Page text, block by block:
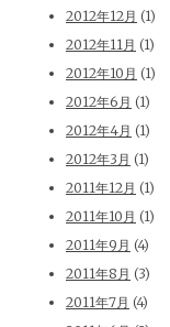
2012年12月 (1)
2012年11月 (1)
2012年10月 (1)
2012年6月 (1)
2012年4月 (1)
2012年3月 (1)
2011年12月 (1)
2011年10月 (1)
2011年9月 (4)
2011年8月 (3)
2011年7月 (4)